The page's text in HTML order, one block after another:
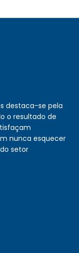
destaca-se pela
o resultado de
nunca esquecer
setor